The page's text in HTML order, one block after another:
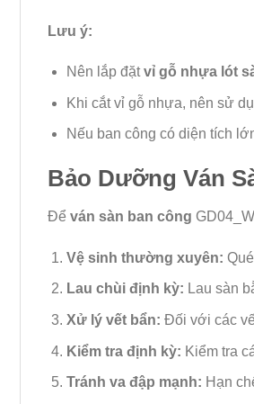
Lưu ý:
Nên lắp đặtvỉ gỗ nhựa lót
Khi cắt vỉ gỗ nhựa, nên sử
Nếu ban công có diện tích
Bảo Dưỡng Ván
Để ván sàn ban công
Vệ sinh thường xuyên:
Lau chùi định kỳ: Lau sàn
Xử lý vết bẩn: Đối với các
Kiểm tra định kỳ: Kiểm tra
Tránh va đập mạnh: Hạn